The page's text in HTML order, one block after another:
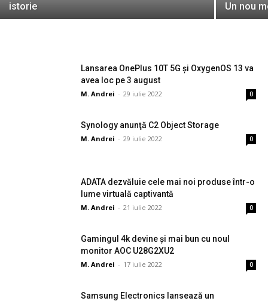
istorie
Un nou
Lansarea OnePlus 10T 5G și OxygenOS 13 va
avea loc pe 3 august
M. Andrei - 29 iulie 2022 0
Synology anunţă C2 Object Storage
M. Andrei - 29 iulie 2022 0
ADATA dezvăluie cele mai noi produse într-o
lume virtuală captivantă
M. Andrei - 21 iulie 2022 0
Gamingul 4k devine și mai bun cu noul
monitor AOC U28G2XU2
M. Andrei - 17 iulie 2022 0
Samsung Electronics lansează un